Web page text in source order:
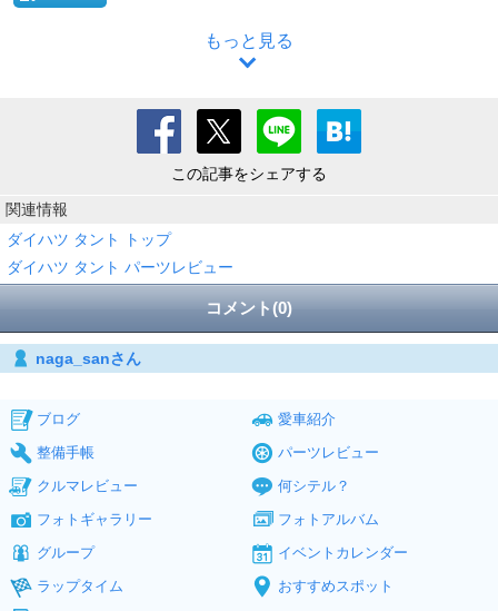
もっと見る
この記事をシェアする
関連情報
ダイハツ タント トップ
ダイハツ タント パーツレビュー
コメント(0)
naga_sanさん
ブログ
愛車紹介
整備手帳
パーツレビュー
クルマレビュー
何シテル？
フォトギャラリー
フォトアルバム
グループ
イベントカレンダー
ラップタイム
おすすめスポット